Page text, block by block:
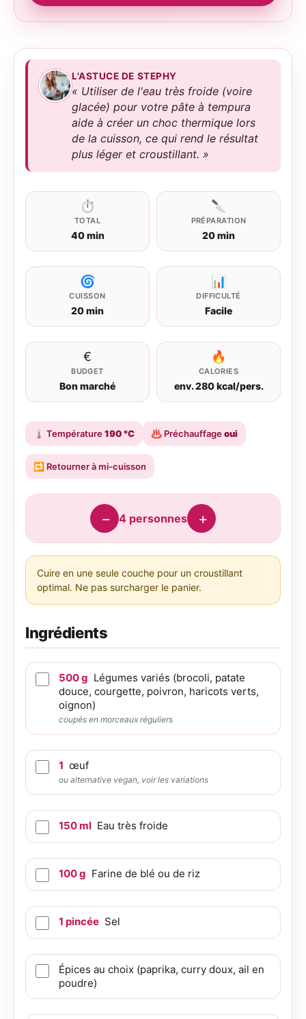
L'ASTUCE DE STEPHY
« Utiliser de l'eau très froide (voire
glacée) pour votre pâte à tempura
aide à créer un choc thermique lors
de la cuisson, ce qui rend le résultat
plus léger et croustillant. »
⏱
TOTAL
40 min
🔪
PRÉPARATION
20 min
🌀
CUISSON
20 min
📊
DIFFICULTÉ
Facile
€
BUDGET
Bon marché
🔥
CALORIES
env. 280 kcal/pers.
🌡️ Température190 °C ♨️ Préchauffageoui
🔁 Retourner à mi-cuisson
− 4 personnes +
Cuire en une seule couche pour un croustillant
optimal. Ne pas surcharger le panier.
Ingrédients
500g Légumes variés (brocoli, patate
douce, courgette, poivron, haricots verts,
oignon)
coupés en morceaux réguliers
1 œuf
ou alternative vegan, voir les variations
150ml Eau très froide
100g Farine de blé ou de riz
1 pincée Sel
Épices au choix (paprika, curry doux, ail en
poudre)